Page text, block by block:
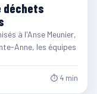
déchets
à l'Anse Meunier,
Anne, les équipes
⏱ 4 min